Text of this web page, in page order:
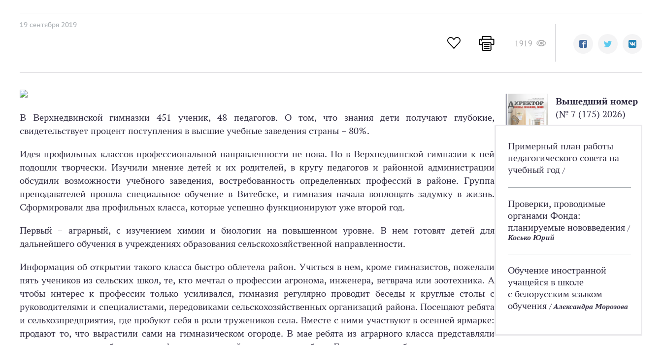
19 сентября 2019
1919
В Верхнедвинской гимназии 451 ученик, 48 педагогов. О том, что знания дети получают глубокие,
свидетельствует процент поступления в высшие учебные заведения страны – 80%.
Идея профильных классов профессиональной направленности не нова. Но в Верхнедвинской гимназии к ней
подошли творчески. Изучили мнение детей и их родителей, в кругу педагогов и районной администрации
обсудили возможности учебного заведения, востребованность определенных профессий в районе. Группа
преподавателей прошла специальное обучение в Витебске, и гимназия начала воплощать задумку в жизнь.
Сформировали два профильных класса, которые успешно функционируют уже второй год.
Первый – аграрный, с изучением химии и биологии на повышенном уровне. В нем готовят детей для
дальнейшего обучения в учреждениях образования сельскохозяйственной направленности.
Информация об открытии такого класса быстро облетела район. Учиться в нем, кроме гимназистов, пожелали
пять учеников из сельских школ, те, кто мечтал о профессии агронома, инженера, ветврача или зоотехника. А
чтобы интерес к профессии только усиливался, гимназия регулярно проводит беседы и круглые столы с
руководителями и специалистами, передовиками сельскохозяйственных организаций района. Посещают ребята
и сельхозпредприятия, где пробуют себя в роли тружеников села. Вместе с ними участвуют в осенней ярмарке:
продают то, что вырастили сами на гимназическом огороде. В мае ребята из аграрного класса представляли
Вышедший номер
(№ 7 (175) 2026)
Примерный план работы
педагогического совета на
учебный год /
Проверки, проводимые
органами Фонда:
планируемые нововведения /
Косько Юрий
Обучение иностранной
учащейся в школе
с белорусским языком
обучения /Александра Морозова